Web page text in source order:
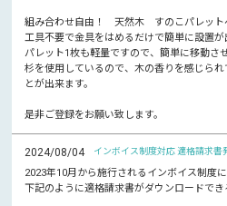
組み合わせ自由！ 天然木 すのこパレット
工具不要で金具をはめるだけで簡単に設置が
パレット1枚も軽量ですので、簡単に移動さ
杉を使用しているので、木の香りを感じら
とが出来ます。
是非ご登録をお願い致します。
2024/08/04 インボイス制度対応 適格請求書
2023年10月から施行されるインボイス制度
下記のように適格請求書がダウンロードでき